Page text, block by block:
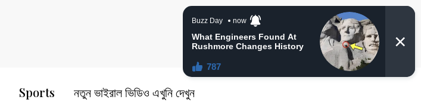
24 Ghanta Bangla News
Sports নতুন ভাইরাল ভিডিও এখুনি দেখুন